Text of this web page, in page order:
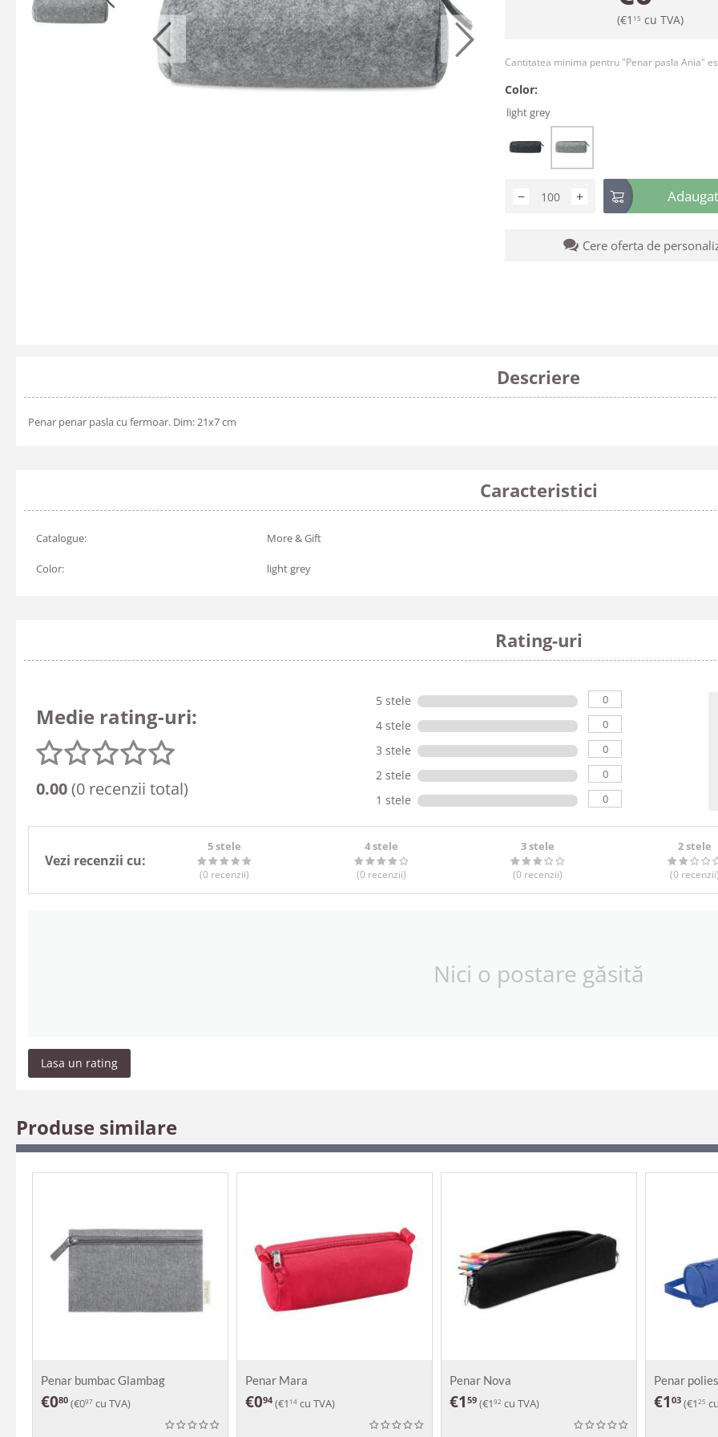
(€1 15 cu TVA)
Cantitatea minima pentru "Penar pasla Ania"
Color:
light grey
+
−
Cere oferta de
Descriere
Penar penar pasla cu fermoar. Dim: 21x7 cm
Caracteristici
Catalogue: More & Gift
Color: light grey
Rating-uri
Medie rating-uri:
0.00(0 recenzii total)
5 stele 0
4 stele 0
3 stele 0
2 stele 0
1 stele 0
Vezi recenzii cu:
5 stele
(0 recenzii)
4 stele
(0 recenzii)
3 stele
(0 recenzii)
2 stele
(0 recenzii
Nici o postare găsită
Lasa un rating
Produse similare
Penar bumbac Glambag
€080 (€097 cu TVA)
Penar Mara
€094 (€1 14 cu TVA)
Penar Nova
€1 59 (€1 92 cu TVA)
Penar
€1 03 (€1 25